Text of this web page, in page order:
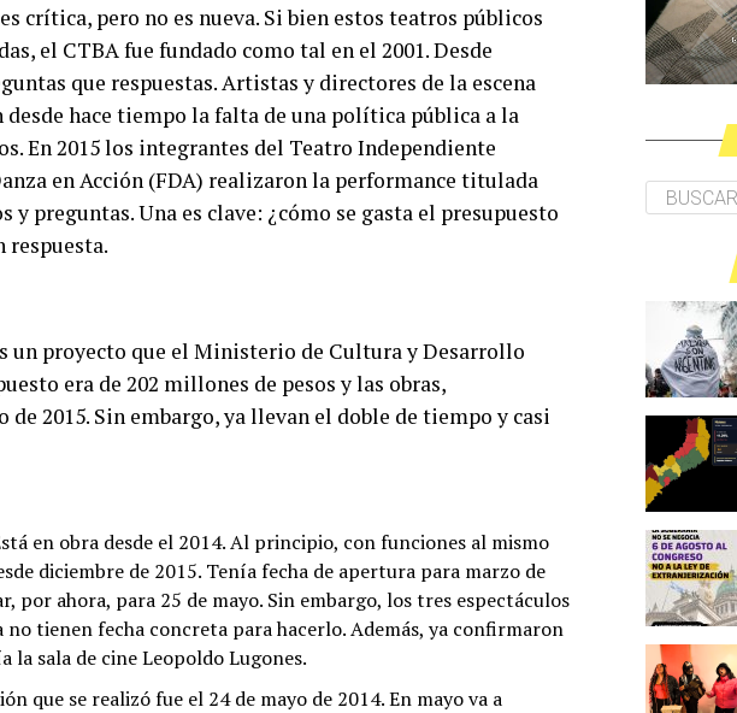
crítica, pero no es nueva. Si bien estos teatros públicos
el CTBA fue fundado como tal en el 2001. Desde
que respuestas. Artistas y directores de la escena
hace tiempo la falta de una política pública a la
En 2015 los integrantes del Teatro Independiente
en Acción (FDA) realizaron la performance titulada
preguntas. Una es clave: ¿cómo se gasta el presupuesto
respuesta.
un proyecto que el Ministerio de Cultura y Desarrollo
era de 202 millones de pesos y las obras,
2015. Sin embargo, ya llevan el doble de tiempo y casi
en obra desde el 2014. Al principio, con funciones al mismo
diciembre de 2015. Tenía fecha de apertura para marzo de
por ahora, para 25 de mayo. Sin embargo, los tres espectáculos
no tienen fecha concreta para hacerlo. Además, ya confirmaron
la sala de cine Leopoldo Lugones.
que se realizó fue el 24 de mayo de 2014. En mayo va a